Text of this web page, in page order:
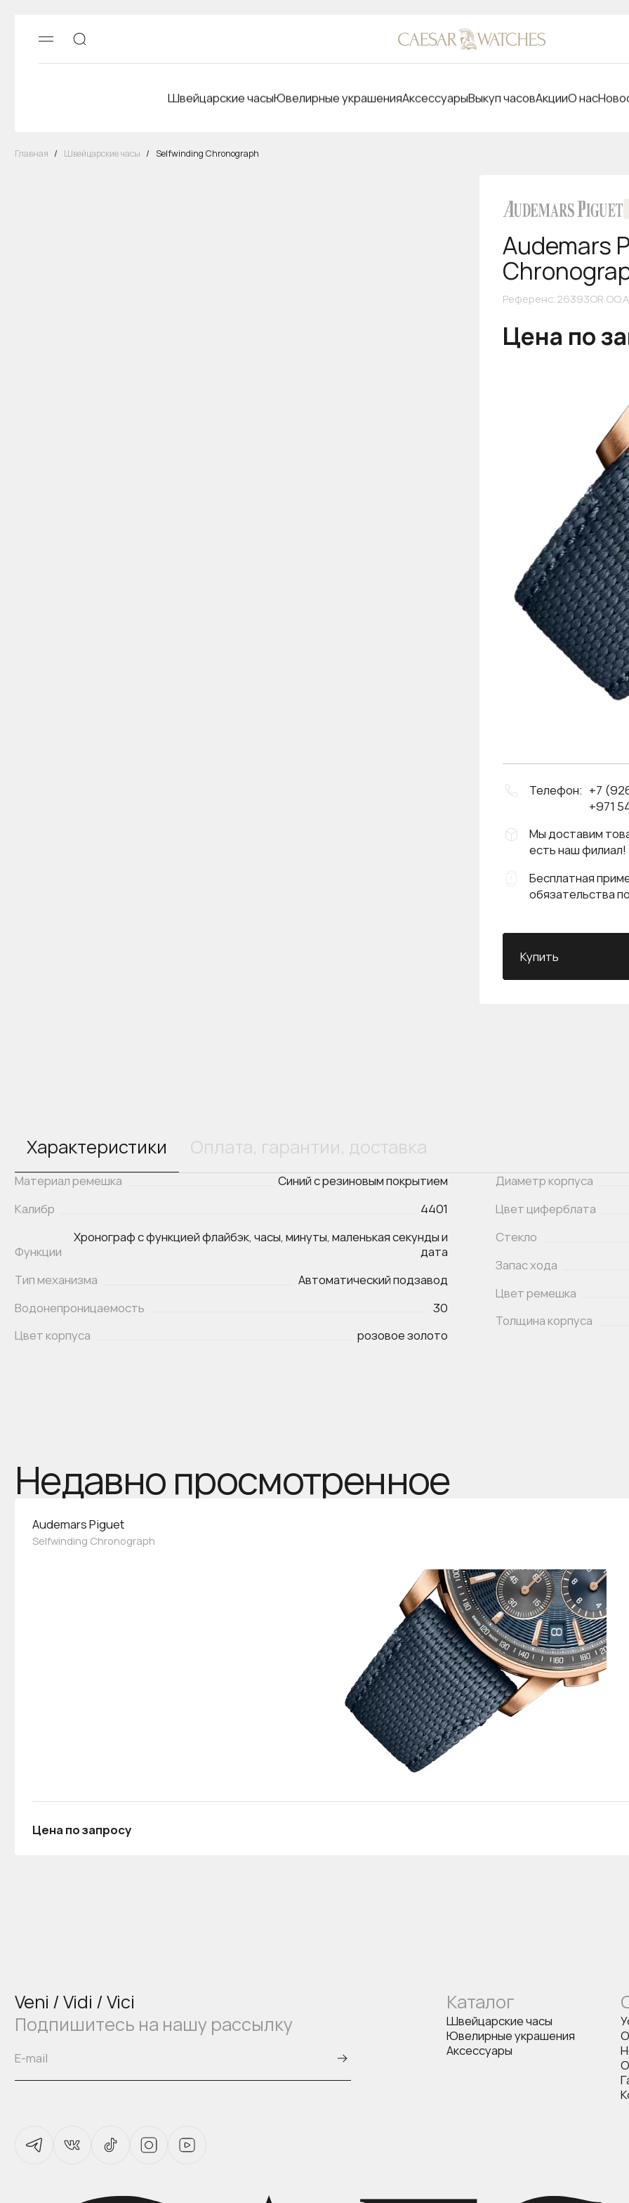
Швейцарские часыЮвелирные украшенияАксессуарыВыкуп часовАкцииО нас
Главная / Швейцарские часы / Selfwinding Chronograph
Audemars
Референс:
Цена по
Телефон: +7
+971
Мы доставим
есть наш филиал!
Бесплатная
обязательства
Купить
Характеристики Оплата, гарантии, доставка
Материал ремешка
Синий с резиновым покрытием
Калибр
4401
Функции
Хронограф с функцией флайбэк, часы, минуты, маленькая секунды и
дата
Тип механизма
Автоматический подзавод
Водонепроницаемость
30
Цвет корпуса
розовое золото
Диаметр корпуса
Цвет циферблата
Стекло
Запас хода
Цвет ремешка
Толщина корпуса
Недавно просмотренное
Audemars Piguet
Selfwinding Chronograph
Цена по запросу
Veni / Vidi / Vici
Подпишитесь на нашу рассылку
Каталог
Швейцарские часы
Ювелирные украшения
Аксессуары